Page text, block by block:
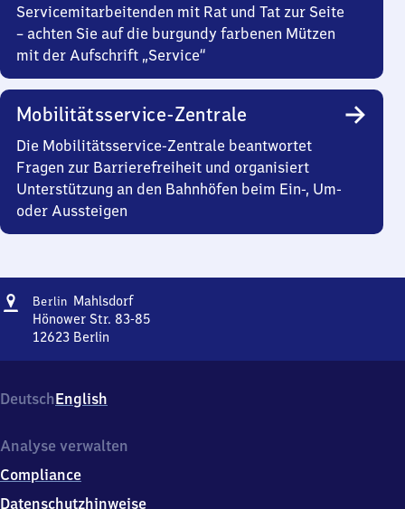
Servicemitarbeitenden mit Rat und Tat zur Seite
– achten Sie auf die burgundy farbenen Mützen
mit der Aufschrift „Service“
Mobilitätsservice-Zentrale
Die Mobilitätsservice-Zentrale beantwortet
Fragen zur Barrierefreiheit und organisiert
Unterstützung an den Bahnhöfen beim Ein-, Um-
oder Aussteigen
Adresse
Berlin MahlsdorfBerlin-
Mahlsdorf
Hönower Str. 83-85
12623 Berlin
Hönower
Str.
85,
2
6
DeutschEnglish
Analyse verwalten
Compliance
Datenschutzhinweise